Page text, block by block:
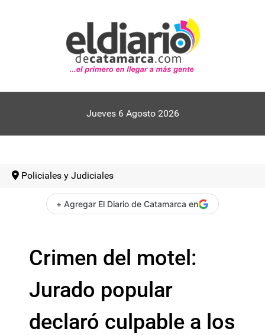
Jueves 6 Agosto 2026
Policiales y Judiciales
+ Agregar El Diario de Catamarca en
Crimen del motel:
Jurado popular
declaró culpable a los